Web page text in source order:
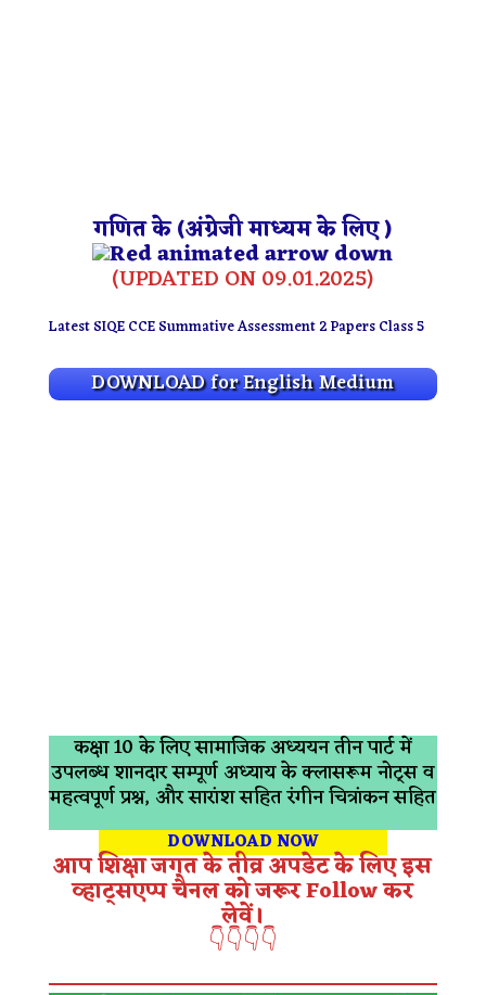
गणित के(अंग्रेजी माध्यम के लिए )
(UPDATED ON 09.01.2025)
Latest SIQE CCE Summative Assessment 2 Papers Class 5
DOWNLOAD for English Medium
कक्षा 10 के लिए सामाजिक अध्ययन तीन पार्ट में
उपलब्ध शानदार सम्पूर्ण अध्याय के क्लासरूम नोट्स व
महत्वपूर्ण प्रश्न, और सारांश सहित रंगीन चित्रांकन सहित
DOWNLOAD NOW
आप शिक्षा जगत के तीव्र अपडेट के लिए इस
व्हाट्सएप्प चैनल को जरूर Follow कर
लेवें।
👇👇👇👇